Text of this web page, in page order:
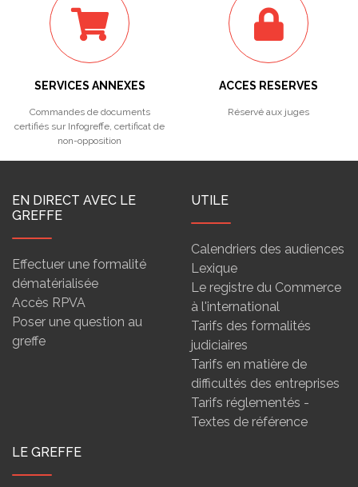
SERVICES ANNEXES
Commandes de documents
certifiés sur Infogreffe, certificat de
non-opposition
ACCES RESERVES
Réservé aux juges
EN DIRECT AVEC LE
GREFFE
Effectuer une formalité
dématérialisée
Accès RPVA
Poser une question au
greffe
UTILE
Calendriers des audiences
Lexique
Le registre du Commerce
à l'international
Tarifs des formalités
judiciaires
Tarifs en matière de
difficultés des entreprises
Tarifs réglementés -
Textes de référence
LE GREFFE